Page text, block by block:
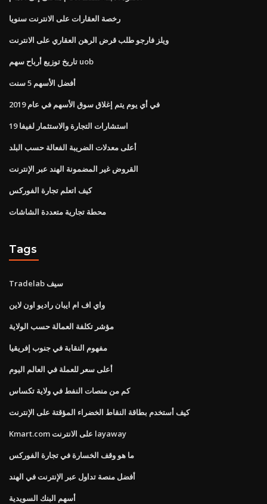
رخصة العقارات على الانترنت سنويا
ويلز فارجو طلب قرض الرهن العقاري على الانترنت
تاريخ توزيع أرباح سهم uob
أفضل الأسهم 5 سنت
في أي يوم يتم إغلاق سوق الأسهم في عام 2019
استشارات التجارة والاستثمار لفيفا 19
أعلى معدلات الضريبة الفعالة حسب البلد
القروض غير المضمونة الهند عبر الإنترنت
كيف اتعلم تجارة الفوركس
محطة تجارية متعددة الشاشات
Tags
Tradelab سيف
واي اف ام ايبان راديو اون لاين
مؤشر تكلفة العمالة حسب الولاية
مفهوم النقابة في جنوب إفريقيا
أعلى سعر للعملة في العالم اليوم
كم من منصات النفط في ولاية تكساس
كيف أستخدم بطاقة النقاط الخضراء المؤقتة على الإنترنت
Kmart.com على الانترنت layaway
ما هو وقف الخسارة في تجارة الفوركس
أفضل منصة تداول عبر الإنترنت في الهند
أسهم البنك السويدية